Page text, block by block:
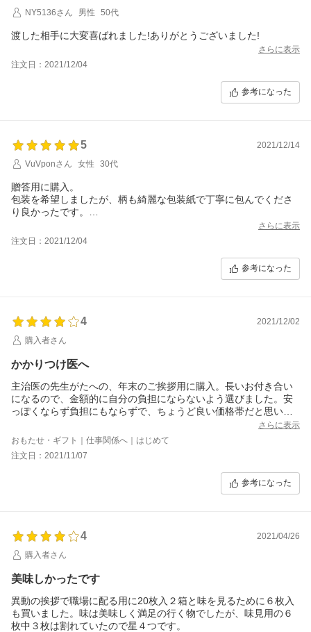
NY5136さん
男性 50代
渡した相手に大変喜ばれました!ありがとうございました!
さらに表示
注文日：2021/12/04
参考になった
5
2021/12/14
VuVponさん
女性 30代
贈答用に購入。
包装を希望しましたが、柄も綺麗な包装紙で丁寧に包んでくださ
り良かったです。
味は分かりませんが、また機会があったら購入したいです。さらに表示
注文日：2021/12/04
参考になった
4
2021/12/02
購入者さん
かかりつけ医へ
主治医の先生がたへの、年末のご挨拶用に購入。長いお付き合い
になるので、金額的に自分の負担にならないよう選びました。安
っぽくならず負担にもならずで、ちょうど良い価格帯だと思い購
さらに表示
おもたせ・ギフト｜仕事関係へ｜はじめて
注文日：2021/11/07
参考になった
4
2021/04/26
購入者さん
美味しかったです
異動の挨拶で職場に配る用に20枚入２箱と味を見るために６枚入
も買いました。味は美味しく満足の行く物でしたが、味見用の６
枚中３枚は割れていたので星４つです。